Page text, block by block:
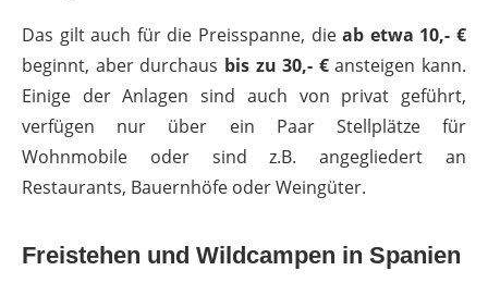
Das gilt auch für die Preisspanne, dieab etwa 10,- €
beginnt, aber durchaus bis zu 30,- €ansteigen kann.
Einige der Anlagen sind auch von privat geführt,
verfügen nur über ein Paar Stellplätze für
Wohnmobile oder sind z.B. angegliedert an
Restaurants, Bauernhöfe oder Weingüter.
Freistehen und Wildcampen in Spanien